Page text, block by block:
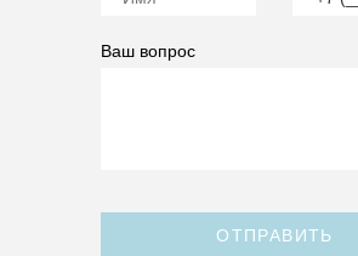
Ваш вопрос
ОТПРАВИТЬ